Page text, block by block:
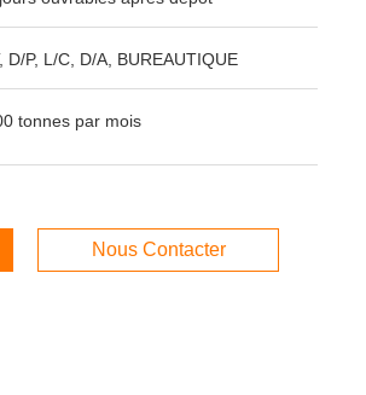
D/P, L/C, D/A, BUREAUTIQUE
tonnes par mois
Nous Contacter